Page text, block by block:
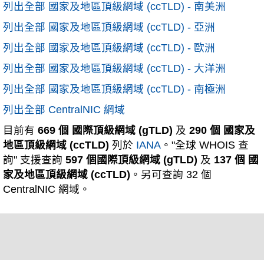
列出全部 國家及地區頂級網域 (ccTLD) - 南美洲
列出全部 國家及地區頂級網域 (ccTLD) - 亞洲
列出全部 國家及地區頂級網域 (ccTLD) - 歐洲
列出全部 國家及地區頂級網域 (ccTLD) - 大洋洲
列出全部 國家及地區頂級網域 (ccTLD) - 南極洲
列出全部 CentralNIC 網域
目前有 669 個 國際頂級網域 (gTLD) 及 290 個 國家及
地區頂級網域 (ccTLD) 列於 IANA 。"全球 WHOIS 查
詢" 支援查詢 597 個國際頂級網域 (gTLD) 及 137 個 國
家及地區頂級網域 (ccTLD) 。另可查詢 32 個
CentralNIC 網域。